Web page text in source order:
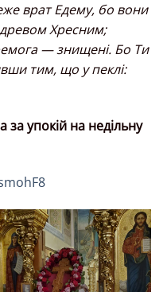
врат Едему, бо вони
Хресним;
— знищені. Бо Ти
тим, що у пеклі:
за упокій на недільну